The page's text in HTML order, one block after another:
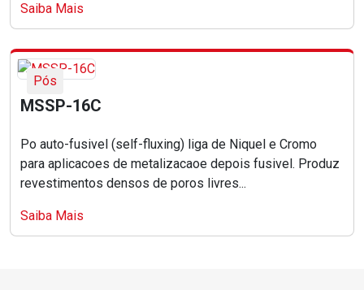
Saiba Mais
Pós
MSSP-16C
Po auto-fusivel (self-fluxing) liga de Niquel e Cromo
para aplicacoes de metalizacaoe depois fusivel. Produz
revestimentos densos de poros livres...
Saiba Mais